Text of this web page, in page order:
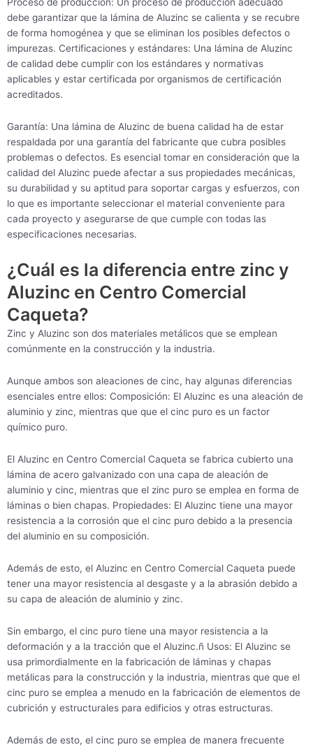
Proceso de producción: Un proceso de producción adecuado
debe garantizar que la lámina de Aluzinc se calienta y se recubre
de forma homogénea y que se eliminan los posibles defectos o
impurezas. Certificaciones y estándares: Una lámina de Aluzinc
de calidad debe cumplir con los estándares y normativas
aplicables y estar certificada por organismos de certificación
acreditados.
Garantía: Una lámina de Aluzinc de buena calidad ha de estar
respaldada por una garantía del fabricante que cubra posibles
problemas o defectos. Es esencial tomar en consideración que la
calidad del Aluzinc puede afectar a sus propiedades mecánicas,
su durabilidad y su aptitud para soportar cargas y esfuerzos, con
lo que es importante seleccionar el material conveniente para
cada proyecto y asegurarse de que cumple con todas las
especificaciones necesarias.
¿Cuál es la diferencia entre zinc y
Aluzinc en Centro Comercial
Caqueta?
Zinc y Aluzinc son dos materiales metálicos que se emplean
comúnmente en la construcción y la industria.
Aunque ambos son aleaciones de cinc, hay algunas diferencias
esenciales entre ellos: Composición: El Aluzinc es una aleación de
aluminio y zinc, mientras que que el cinc puro es un factor
químico puro.
El Aluzinc en Centro Comercial Caqueta se fabrica cubierto una
lámina de acero galvanizado con una capa de aleación de
aluminio y cinc, mientras que el zinc puro se emplea en forma de
láminas o bien chapas. Propiedades: El Aluzinc tiene una mayor
resistencia a la corrosión que el cinc puro debido a la presencia
del aluminio en su composición.
Además de esto, el Aluzinc en Centro Comercial Caqueta puede
tener una mayor resistencia al desgaste y a la abrasión debido a
su capa de aleación de aluminio y zinc.
Sin embargo, el cinc puro tiene una mayor resistencia a la
deformación y a la tracción que el Aluzinc.ñ Usos: El Aluzinc se
usa primordialmente en la fabricación de láminas y chapas
metálicas para la construcción y la industria, mientras que que el
cinc puro se emplea a menudo en la fabricación de elementos de
cubrición y estructurales para edificios y otras estructuras.
Además de esto, el cinc puro se emplea de manera frecuente